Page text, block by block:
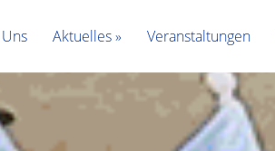
Aktuelles Veranstaltungen